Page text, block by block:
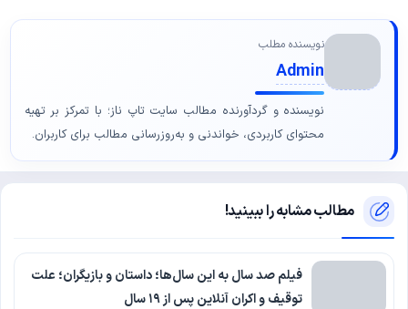
نویسنده مطلب
Admin
نویسنده و گردآورنده مطالب سایت تاپ ناز؛ با تمرکز بر تهیه
محتوای کاربردی، خواندنی و به‌روزرسانی مطالب برای کاربران.
مطالب مشابه را ببینید!
فیلم صد سال به این سال‌ها؛ داستان و بازیگران؛ علت
توقیف و اکران آنلاین پس از ۱۹ سال